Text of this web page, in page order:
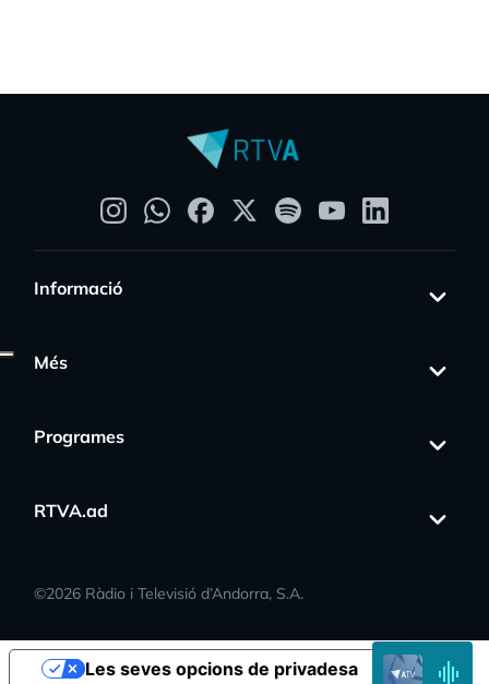
Informació
Més
Programes
RTVA.ad
©2026 Ràdio i Televisió d’Andorra, S.A.
EN
DIRECTELes seves opcions de privadesa